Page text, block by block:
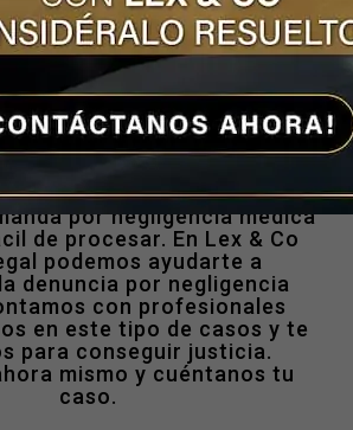
que acrediten la
el médico y el paciente como
médicas, el carnet de
hospitalarias, exámenes
de pago.
información y pruebas se
por negligencia médica
de procesar. En Lex & Co
podemos ayudarte a
denuncia por negligencia
con profesionales
en este tipo de casos y te
para conseguir justicia.
mismo y cuéntanos tu
caso.